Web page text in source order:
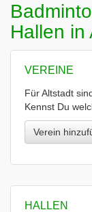
Hallen in
VEREINE
Für Altstadt
Kennst Du
Verein
HALLEN